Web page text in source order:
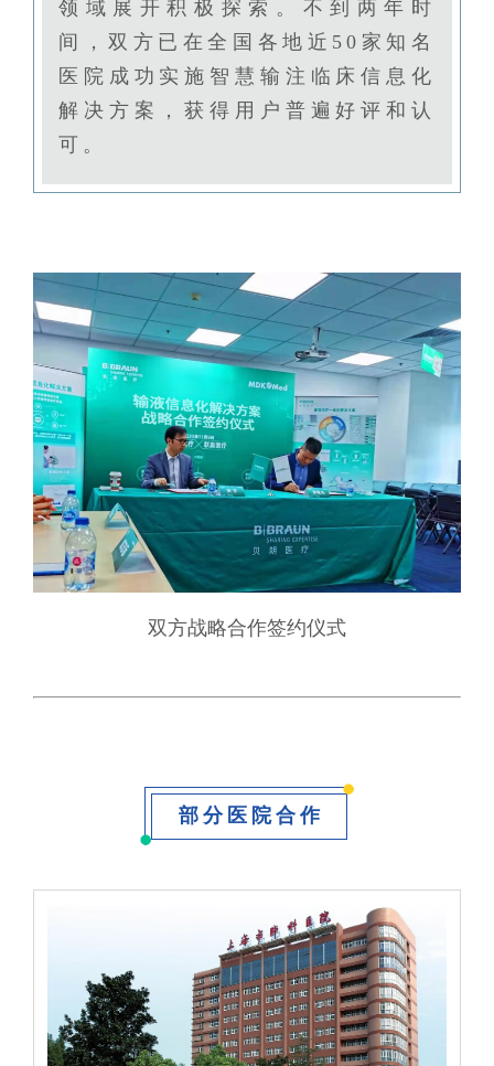
领域展开积极探索。不到两年时
间，双方已在全国各地近50家知名
医院成功实施智慧输注临床信息化
解决方案，获得用户普遍好评和认
可。
双方战略合作签约仪式
部分医院合作